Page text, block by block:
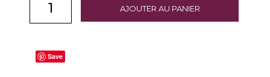
AJOUTER AU PANIER
Save